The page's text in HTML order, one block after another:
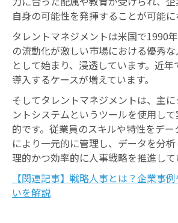
自身の可能性を発揮することが可能に
タレントマネジメントは米国で1990
の流動化が激しい市場における優秀
として始まり、浸透しています。近
導入するケースが増えています。
そしてタレントマネジメントは、主
ントシステムというツールを使用し
的です。従業員のスキルや特性をデ
により一元的に管理し、データを分
理的かつ効率的に人事戦略を推進して
【関連記事】戦略人事とは？企業事
いを解説